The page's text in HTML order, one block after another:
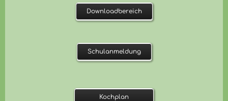
Downloadbereich
Schulanmeldung
Kochplan